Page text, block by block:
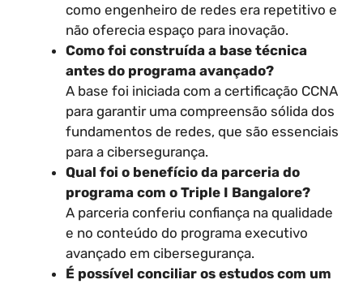
como engenheiro de redes era repetitivo e
não oferecia espaço para inovação.
Como foi construída a base técnica
antes do programa avançado?
A base foi iniciada com a certificação CCNA
para garantir uma compreensão sólida dos
fundamentos de redes, que são essenciais
para a cibersegurança.
Qual foi o benefício da parceria do
programa com o Triple I Bangalore?
A parceria conferiu confiança na qualidade
e no conteúdo do programa executivo
avançado em cibersegurança.
É possível conciliar os estudos com um